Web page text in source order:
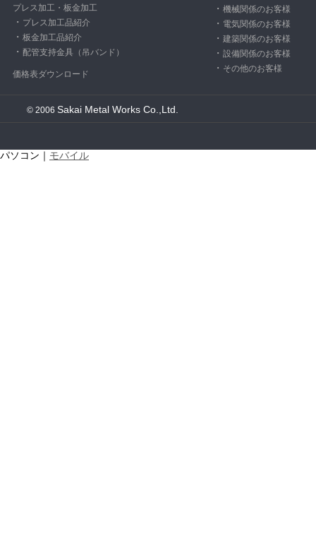
プレス加工・板金加工
・ プレス加工品紹介
・ 板金加工品紹介
・ 配管支持金具（吊バンド）
価格表ダウンロード
・ 機械関係のお客様
・ 電気関係のお客様
・ 建築関係のお客様
・ 設備関係のお客様
・ その他のお客様
© 2006 Sakai Metal Works Co.,Ltd.
パソコン｜ モバイル